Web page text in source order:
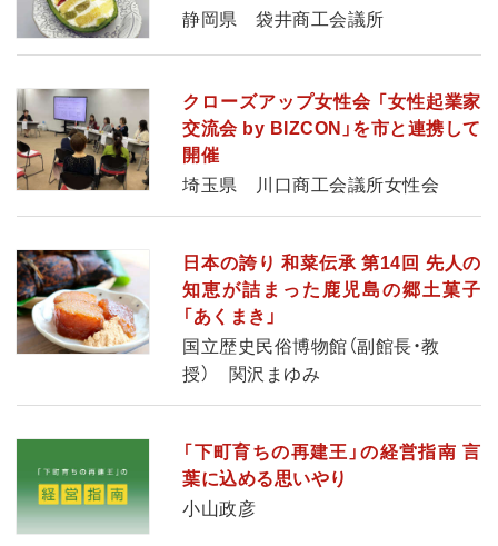
静岡県 袋井商工会議所
クローズアップ女性会 「女性起業家
交流会 by BIZCON」を市と連携して
開催
埼玉県 川口商工会議所女性会
日本の誇り 和菜伝承 第14回 先人の
知恵が詰まった鹿児島の郷土菓子
「あくまき」
国立歴史民俗博物館（副館長・教
授） 関沢まゆみ
「下町育ちの再建王」の経営指南 言
葉に込める思いやり
小山政彦